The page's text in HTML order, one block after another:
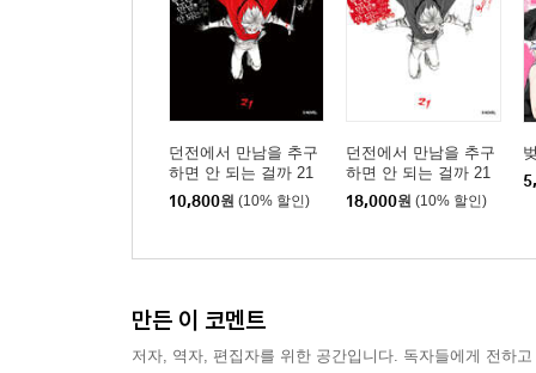
던전에서 만남을 추구
하면 안 되는 걸까 21
10,800원 (10% 할인)
던전에서 만남을 추구
하면 안 되는 걸까 21
소책자 특장판
18,000원 (10% 할인)
만든 이 코멘트
저자, 역자, 편집자를 위한 공간입니다. 독자들에게 전하